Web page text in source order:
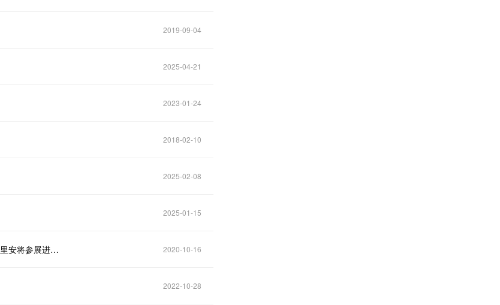
2019-09-04
2025-04-21
2023-01-24
2018-02-10
2025-02-08
2025-01-15
美国批准全球首个埃博拉病毒疗法；罗氏、沃博联发布财报；瓦里安将参展进博会｜医药健闻 2020-10-16
2022-10-28